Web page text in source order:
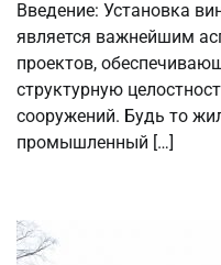
Введение: Установка
является важнейшим
проектов,
структурную
сооружений. Будь то
промышленный […]